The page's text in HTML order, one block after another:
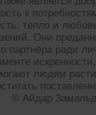
к
тепло и
Они
партнёра ради
людям
© Айдар